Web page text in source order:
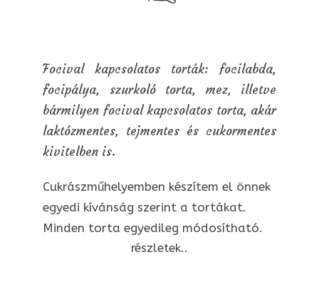
Focival kapcsolatos torták: focilabda,
focipálya, szurkoló torta, mez, illetve
bármilyen focival kapcsolatos torta, akár
laktózmentes, tejmentes és cukormentes
kivitelben is.
Cukrászműhelyemben készítem el önnek
egyedi kívánság szerint a tortákat.
Minden torta egyedileg módosítható.
részletek..